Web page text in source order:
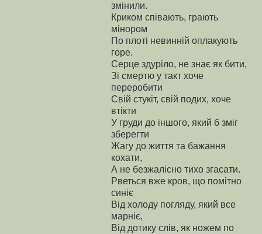
змінили.
Криком співають, грають
мінором
По плоті невинній оплакують
горе.
Серце здуріло, не знає як бити,
Зі смертю у такт хоче
переробити
Свій стукіт, свій подих, хоче
втікти
У груди до іншого, який б зміг
зберегти
Жагу до життя та бажання
кохати,
А не безжалісно тихо згасати.
Рветься вже кров, що помітно
синіє
Від холоду погляду, який все
марніє,
Від дотику слів, як ножем по